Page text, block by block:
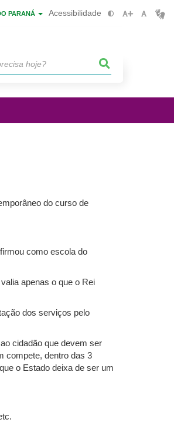
PARANÁ Acessibilidade
do curso de
como escola do
apenas o que o Rei
dos serviços pelo
cidadão que devem ser
compete, dentro das 3
o Estado deixa de ser um